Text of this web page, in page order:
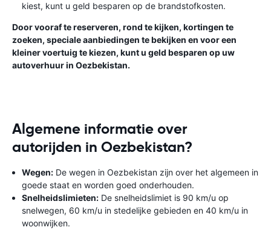
kiest, kunt u geld besparen op de brandstofkosten.
Door vooraf te reserveren, rond te kijken, kortingen te
zoeken, speciale aanbiedingen te bekijken en voor een
kleiner voertuig te kiezen, kunt u geld besparen op uw
autoverhuur in Oezbekistan.
Algemene informatie over
autorijden in Oezbekistan?
Wegen: De wegen in Oezbekistan zijn over het algemeen in
goede staat en worden goed onderhouden.
Snelheidslimieten: De snelheidslimiet is 90 km/u op
snelwegen, 60 km/u in stedelijke gebieden en 40 km/u in
woonwijken.